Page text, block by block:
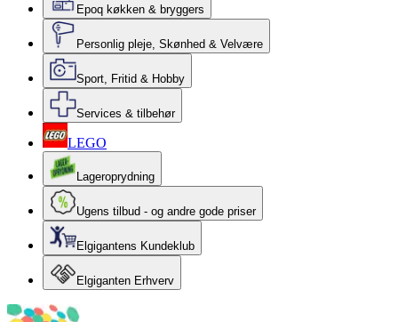
Epoq køkken & bryggers
Personlig pleje, Skønhed & Velvære
Sport, Fritid & Hobby
Services & tilbehør
LEGO
Lageroprydning
Ugens tilbud - og andre gode priser
Elgigantens Kundeklub
Elgiganten Erhverv